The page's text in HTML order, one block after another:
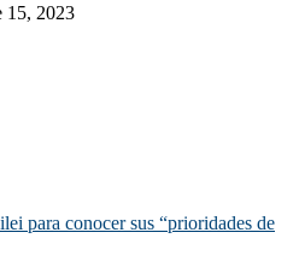
15, 2023
para conocer sus “prioridades de